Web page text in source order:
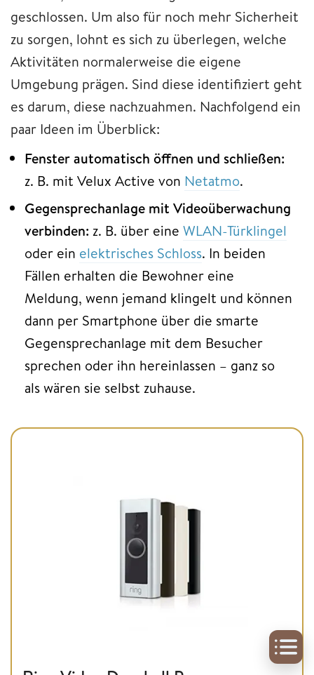
geschlossen. Um also für noch mehr Sicherheit
zu sorgen, lohnt es sich zu überlegen, welche
Aktivitäten normalerweise die eigene
Umgebung prägen. Sind diese identifiziert geht
es darum, diese nachzuahmen. Nachfolgend ein
paar Ideen im Überblick:
Fenster automatisch öffnen und schließen:
z. B. mit Velux Active von Netatmo.
Gegensprechanlage mit Videoüberwachung
verbinden: z. B. über eine WLAN-Türklingel
oder ein elektrisches Schloss. In beiden
Fällen erhalten die Bewohner eine
Meldung, wenn jemand klingelt und können
dann per Smartphone über die smarte
Gegensprechanlage mit dem Besucher
sprechen oder ihn hereinlassen – ganz so
als wären sie selbst zuhause.